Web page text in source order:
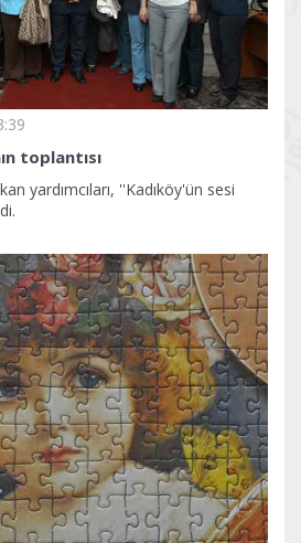
toplantısı
yardımcıları, ''Kadıköy'ün sesi